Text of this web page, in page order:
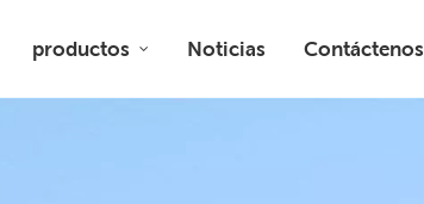
productos Noticias Contáctenos